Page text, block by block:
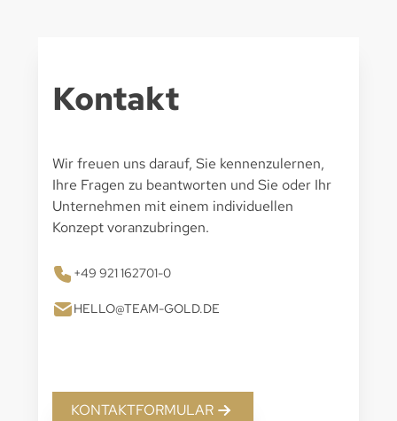
Kontakt
Wir freuen uns darauf, Sie kennenzulernen,
Ihre Fragen zu beantworten und Sie oder Ihr
Unternehmen mit einem individuellen
Konzept voranzubringen.
+49 921 162701-0
HELLO@TEAM-GOLD.DE
KONTAKTFORMULAR